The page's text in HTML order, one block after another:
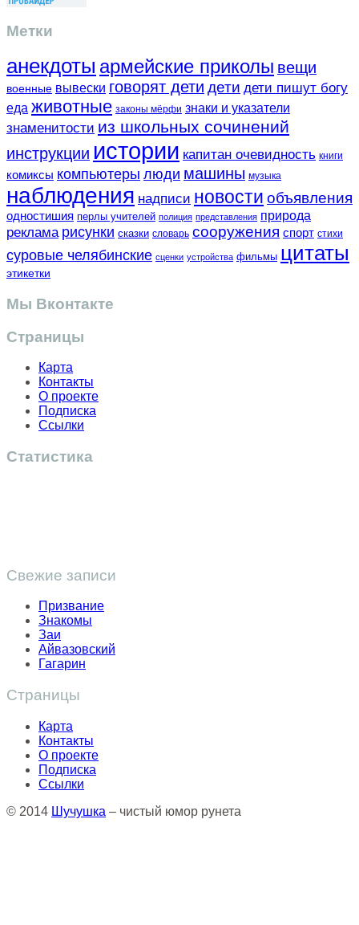
Метки
анекдоты армейские приколы вещи
военные вывески говорят дети дети дети пишут богу
еда животные законы мёрфи знаки и указатели
знаменитости из школьных сочинений
инструкции истории капитан очевидность книги
комиксы компьютеры люди машины музыка
наблюдения надписи новости объявления
одностишия перлы учителей полиция представления природа
реклама рисунки сказки словарь сооружения спорт стихи
суровые челябинские сценки устройства фильмы цитаты
этикетки
Мы Вконтакте
Страницы
Карта
Контакты
О проекте
Подписка
Ссылки
Статистика
Свежие записи
Призвание
Знакомы
Заи
Айвазовский
Гагарин
Страницы
Карта
Контакты
О проекте
Подписка
Ссылки
© 2014 Шучушка – чистый юмор рунета